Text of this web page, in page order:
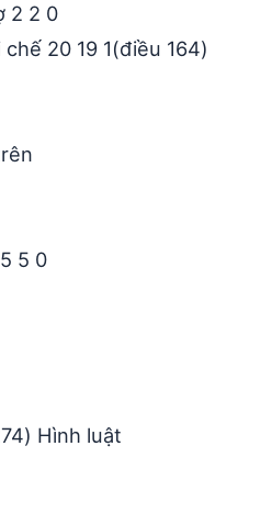
2 2 0
20 19 1(điều 164)
5 0
Hình luật